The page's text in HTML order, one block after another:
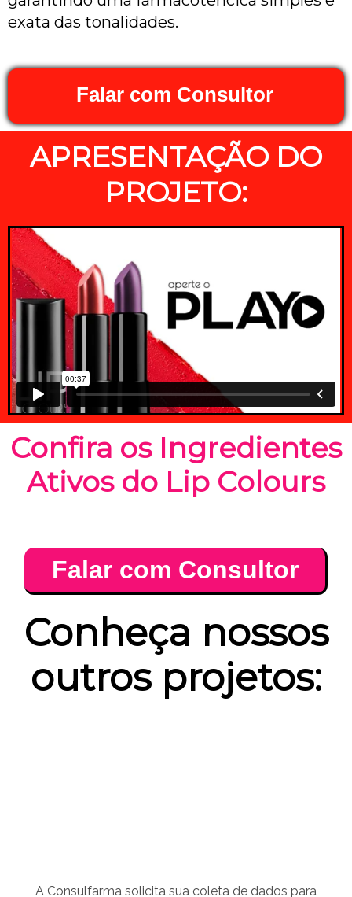
exata das tonalidades.
Falar com Consultor
APRESENTAÇÃO DO
PROJETO:
Confira os Ingredientes
Ativos do Lip Colours
Falar com Consultor
Conheça nossos
outros projetos:
A Consulfarma solicita sua coleta de dados para